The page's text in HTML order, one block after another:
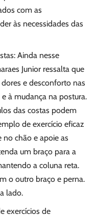
com as
às necessidades das
Ainda nesse
Junior ressalta que
e desconforto nas
à mudança na postura.
das costas podem
de exercício eficaz
no chão e apoie as
um braço para a
a coluna reta.
o outro braço e perna.
lado.
exercícios de